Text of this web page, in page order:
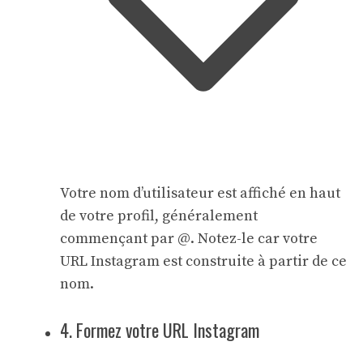
Votre nom d’utilisateur est affiché en haut
de votre profil, généralement
commençant par @. Notez-le car votre
URL Instagram est construite à partir de ce
nom.
4. Formez votre URL Instagram